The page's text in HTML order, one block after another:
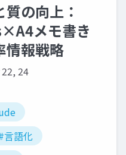
の向上：
メモ書き
情報戦略
24
言語化